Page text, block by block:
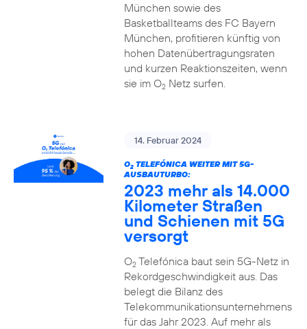
München sowie des
Basketballteams des FC Bayern
München, profitieren künftig von
hohen Datenübertragungsraten
und kurzen Reaktionszeiten, wenn
sie im O2Netz surfen.
14. Februar 2024
O2TELEFÓNICA WEITER MIT 5G-
AUSBAUTURBO:
2023 mehr als 14.000
Kilometer Straßen
und Schienen mit 5G
versorgt
O2Telefónica baut sein 5G-Netz in
Rekordgeschwindigkeit aus. Das
belegt die Bilanz des
Telekommunikationsunternehmens
für das Jahr 2023. Auf mehr als